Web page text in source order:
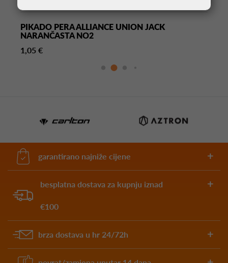
PIKADO PERA ALLIANCE UNION JACK
NARANČASTA NO2
1,05 €
garantirano najniže cijene
besplatna dostava za kupnju iznad
€100
brza dostava u hr 24/72h